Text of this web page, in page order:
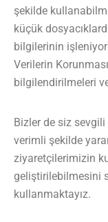
şekilde
küçük
bilgilerinin işleniyor
Verilerin
bilgilendirilmeleri
Bizler de siz
verimli şekilde
ziyaretçilerimizin
geliştirilebilmesini
kullanmaktayız.